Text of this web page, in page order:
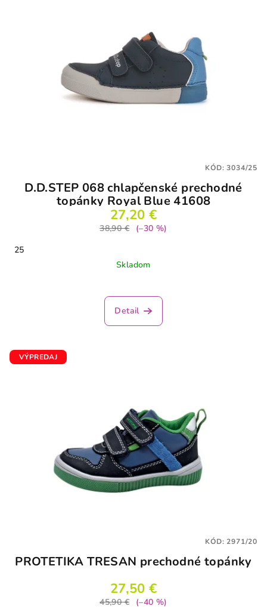
D.D.STEP 068 chlapčenské prechodné
topánky Royal Blue 41608
27,20 €
38,90 €
(–30 %)
25
Skladom
Detail
KÓD:3034/25
VÝPREDAJ
PROTETIKA TRESAN prechodné topánky
27,50 €
45,90 €
(–40 %)
KÓD:2971/20